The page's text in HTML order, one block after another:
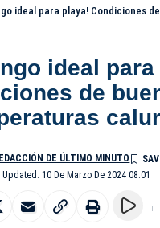
ideal para playa! Condiciones de buen
ideal
de
Updated: 10 De Marzo De 2024 08:01
DE ÚLTIMO MINUTO